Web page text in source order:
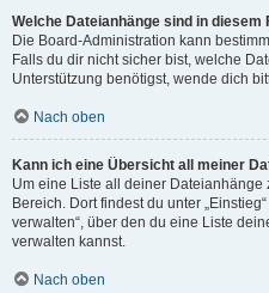
Welche Dateianhänge sind in diesem
Die Board-Administration kann
Falls du dir nicht sicher bist, welche
Unterstützung benötigst, wende dich
Nach oben
Kann ich eine Übersicht all meiner
Um eine Liste all deiner
Bereich. Dort findest du unter
verwalten“, über den du eine Liste
verwalten kannst.
Nach oben